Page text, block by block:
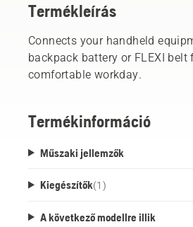
Termékleírás
Connects your handheld
backpack battery or FLEXI belt
comfortable workday.
Termékinformáció
Műszaki jellemzők
Kiegészítők(1 )
A következő modellre illik